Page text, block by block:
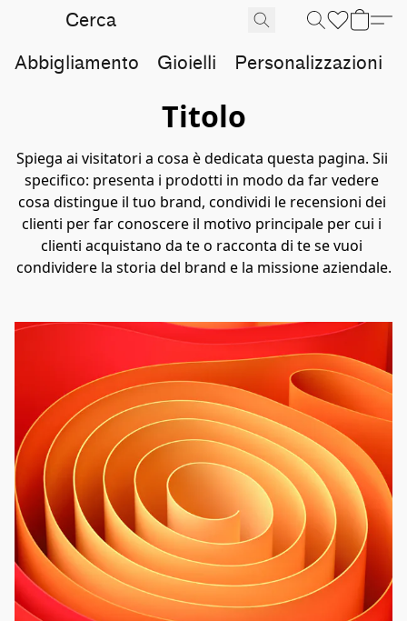
Abbigliamento Gioielli Personalizzazioni
Titolo
Spiega ai visitatori a cosa è dedicata questa pagina. Sii
specifico: presenta i prodotti in modo da far vedere
cosa distingue il tuo brand, condividi le recensioni dei
clienti per far conoscere il motivo principale per cui i
clienti acquistano da te o racconta di te se vuoi
condividere la storia del brand e la missione aziendale.